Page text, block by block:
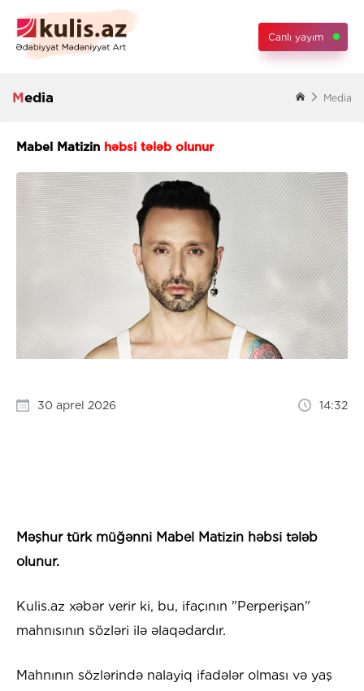
Canlı yayım
Media Media
Mabel Matizin həbsi tələb olunur
30 aprel 2026 14:32
Məşhur türk müğənni Mabel Matizin həbsi tələb
olunur.
Kulis.az xəbər verir ki, bu, ifaçının "Perperişan"
mahnısının sözləri ilə əlaqədardır.
Mahnının sözlərində nalayiq ifadələr olması və yaş